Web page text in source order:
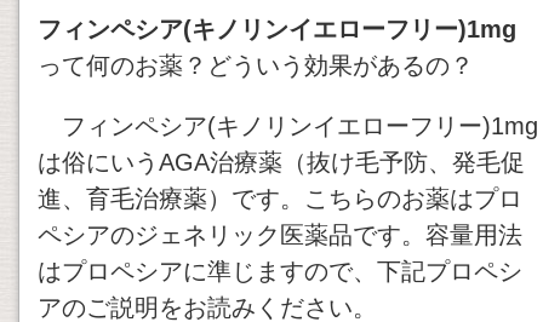
フィンペシア(キノリンイエローフリー)1mg
って何のお薬？どういう効果があるの？
フィンペシア(キノリンイエローフリー)1mg
は俗にいうAGA治療薬（抜け毛予防、発毛促
進、育毛治療薬）です。こちらのお薬はプロ
ペシアのジェネリック医薬品です。容量用法
はプロペシアに準じますので、下記プロペシ
アのご説明をお読みください。